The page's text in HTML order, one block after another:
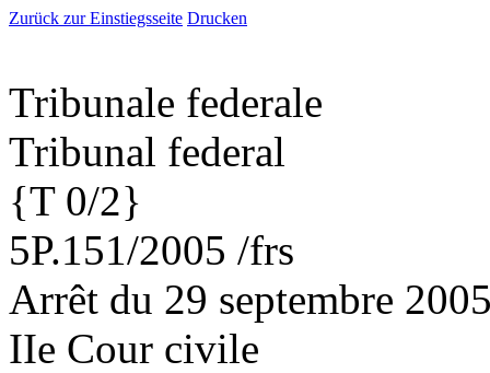
Zurück zur Einstiegsseite Drucken
Tribunale federale
Tribunal federal
{T 0/2}
5P.151/2005 /frs
Arrêt du 29 septembre
IIe Cour civile